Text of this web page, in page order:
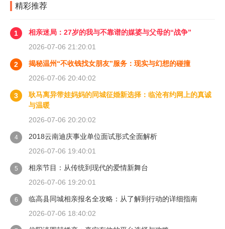
精彩推荐
1
相亲迷局：27岁的我与不靠谱的媒婆与父母的“战争”
2026-07-06 21:20:01
2
揭秘温州“不收钱找女朋友”服务：现实与幻想的碰撞
2026-07-06 20:40:02
3
耿马离异带娃妈妈的同城征婚新选择：临沧有约网上的真诚
与温暖
2026-07-06 20:20:02
4
2018云南迪庆事业单位面试形式全面解析
2026-07-06 19:40:01
5
相亲节目：从传统到现代的爱情新舞台
2026-07-06 19:20:01
6
临高县同城相亲报名全攻略：从了解到行动的详细指南
2026-07-06 18:40:02